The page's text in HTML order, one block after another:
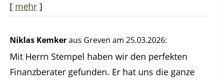
[ mehr ]
Niklas Kemkeraus Greven am 25.03.2026:
Mit Herrn Stempel haben wir den perfekten
Finanzberater gefunden. Er hat uns die ganze